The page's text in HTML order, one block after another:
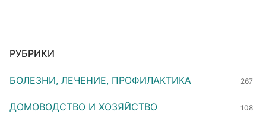
РУБРИКИ
БОЛЕЗНИ, ЛЕЧЕНИЕ, ПРОФИЛАКТИКА 267
ДОМОВОДСТВО И ХОЗЯЙСТВО 108